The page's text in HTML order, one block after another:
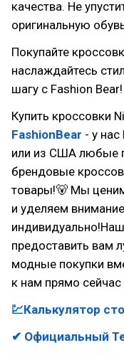
качества. Не
оригинальную
Покупайте
наслаждайтесь
шагу c Fashion Bear!
Купить кроссовки
FashionBear - у
или из США любые
брендовые
товары!🐻 Мы
и уделяем
предоставить вам
модные покупки
к нам прямо сейчас
💹Калькулятор
✔ Официальный